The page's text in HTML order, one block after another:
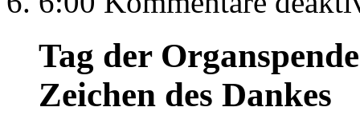
Tag der
Zeichen des Dankes